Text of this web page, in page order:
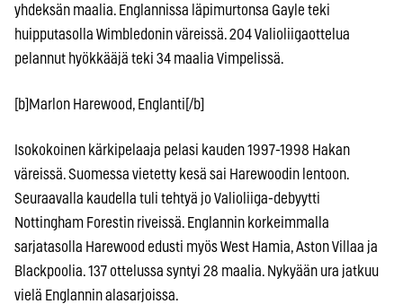
yhdeksän maalia. Englannissa läpimurtonsa Gayle teki
huipputasolla Wimbledonin väreissä. 204 Valioliigaottelua
pelannut hyökkääjä teki 34 maalia Vimpelissä.
[b]Marlon Harewood, Englanti[/b]
Isokokoinen kärkipelaaja pelasi kauden 1997-1998 Hakan
väreissä. Suomessa vietetty kesä sai Harewoodin lentoon.
Seuraavalla kaudella tuli tehtyä jo Valioliiga-debyytti
Nottingham Forestin riveissä. Englannin korkeimmalla
sarjatasolla Harewood edusti myös West Hamia, Aston Villaa ja
Blackpoolia. 137 ottelussa syntyi 28 maalia. Nykyään ura jatkuu
vielä Englannin alasarjoissa.